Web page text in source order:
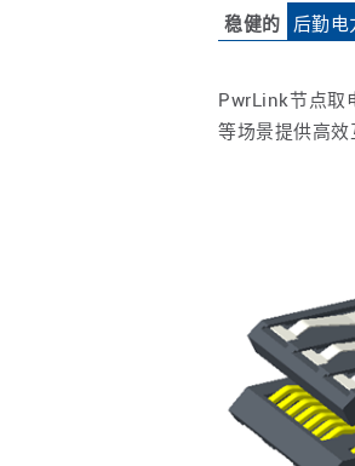
稳健的 后勤电
PwrLink节点取
等场景提供高效